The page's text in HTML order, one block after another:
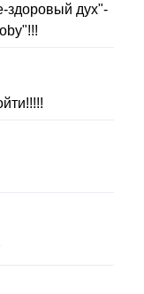
здоровый дух"-
"!!!